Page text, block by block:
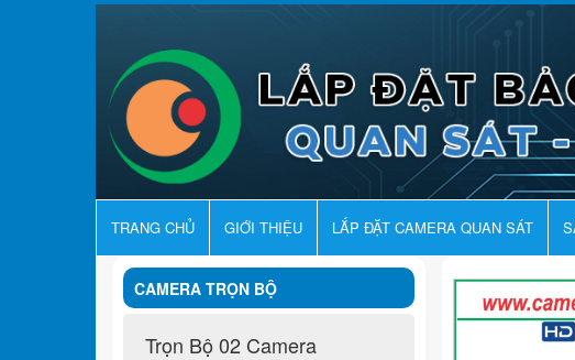
TRANG CHỦ GIỚI THIỆU LẮP ĐẶT CAMERA QUAN SÁT
CAMERA TRỌN BỘ
Trọn Bộ 02 Camera